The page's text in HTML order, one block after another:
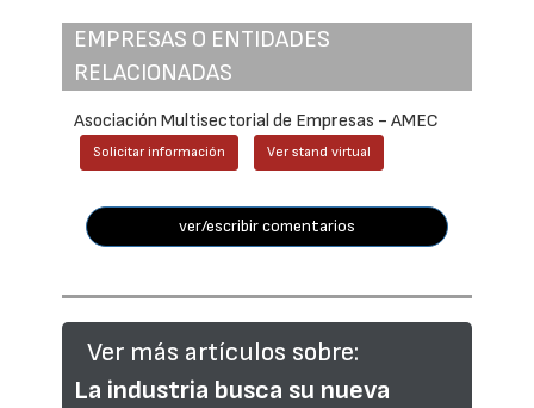
EMPRESAS O ENTIDADES
RELACIONADAS
Asociación Multisectorial de Empresas - AMEC
Solicitar información Ver stand virtual
ver/escribir comentarios
Ver más artículos sobre:
La industria busca su nueva